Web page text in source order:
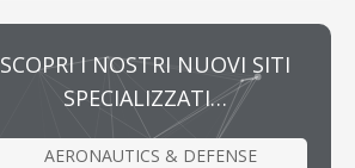
SCOPRI I NOSTRI NUOVI SITI
SPECIALIZZATI…
AERONAUTICS & DEFENSE